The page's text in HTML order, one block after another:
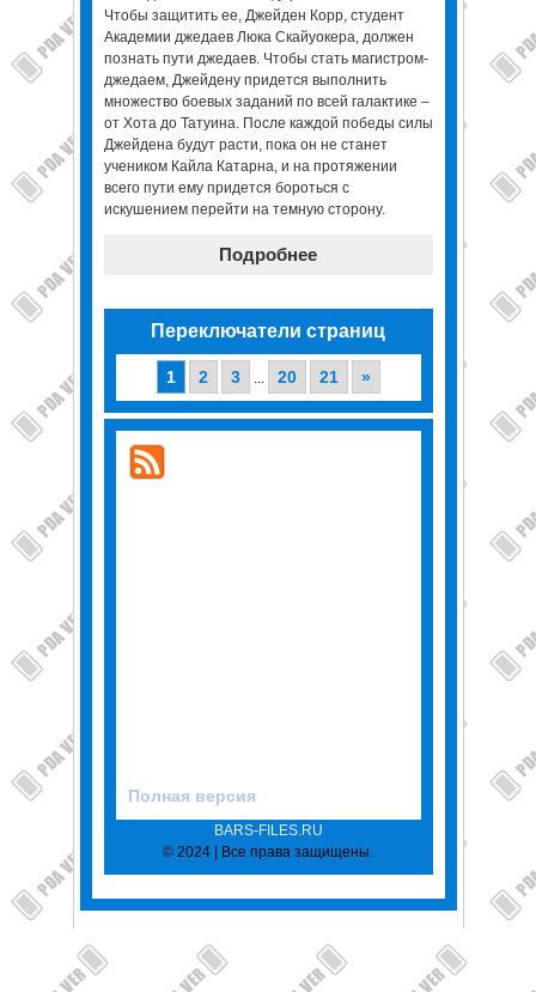
Чтобы защитить ее, Джейден Корр, студент
Академии джедаев Люка Скайуокера, должен
познать пути джедаев. Чтобы стать магистром-
джедаем, Джейдену придется выполнить
множество боевых заданий по всей галактике –
от Хота до Татуина. После каждой победы силы
Джейдена будут расти, пока он не станет
учеником Кайла Катарна, и на протяжении
всего пути ему придется бороться с
искушением перейти на темную сторону.
Подробнее
Переключатели страниц
1 2 3 ... 20 21 »
Полная версия
BARS-FILES.RU
© 2024 | Все права защищены.